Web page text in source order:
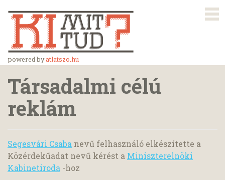
powered byatlatszo.hu
Társadalmi célú
reklám
Segesvári Csaba nevű felhasználó elkészítette a
Közérdekűadat nevű kérést a Miniszterelnöki
Kabinetiroda -hoz